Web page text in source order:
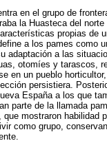
en el grupo de
la Huasteca del
propias de
a los pames como
adaptación a las
otomíes y tarascos,
en un pueblo
persistiera.
España a los que
parte de la llamada
mostraron habilidad
como grupo,